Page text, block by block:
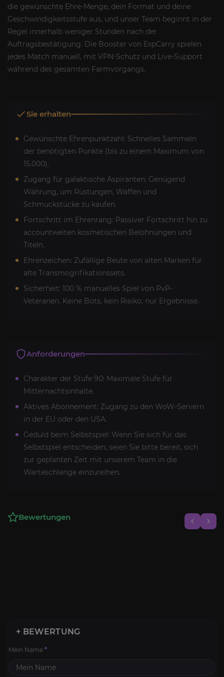
die gewünschte Ehre-Menge, dein Format und deine
Geschwindigkeitsstufe aus, und unser Team beginnt in der
Regel innerhalb weniger Stunden nach der
Auftragsbestätigung. Die Booster von ExpCarry spielen
jedes Match manuell, mit VPN-Schutz und Live-Support
während des gesamten Farmvorgangs.
Sie erhalten
Gewünschte Ehrenpunktzahl: Schnelles Sammeln
der benötigten Punkte (bis zu einem Maximum von
15.000).
Zugang für galaktische Aspiranten: Genügend
Währung, um Rüstungen, Waffen und
Schmuckstücke zu kaufen.
Fortschritt im Ehrenrang: Passiver Fortschritt hin zu
accountweiten kosmetischen Belohnungen und
Titeln.
Ehrenzeichen: Zufällige Beute von alten Marken für
alte Transmogrifikationssets.
Sicherheit: 100 % manuelles Spiel von PvP-
Veteranen. Keine Bots, kein Risiko, nur Ergebnisse.
Anforderungen
Charakter der Stufe 90: Maximale Stufe für
Mitternachtsinhalte.
Aktives Abonnement: Zugang zu den WoW-Servern
in der EU oder den USA.
Geduld beim Selbstspiel: Wenn Sie sich für das
Selbstspiel entscheiden, seien Sie bitte bereit, sich
zur geplanten Zeit mit unserem Team in die
Warteschlange einzureihen.
Bewertungen
+ BEWERTUNG
Mein Name *